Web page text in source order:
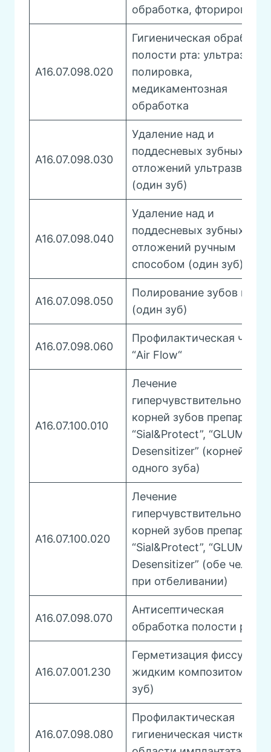
обработка, фторирование
A16.07.098.020
Гигиеническая обработка
полости рта: ультразвук,
полировка,
медикаментозная
обработка
A16.07.098.030
Удаление над и
поддесневых зубных
отложений ультразвуком
(один зуб)
A16.07.098.040
Удаление над и
поддесневых зубных
отложений ручным
способом (один зуб)
A16.07.098.050
Полирование зубов
(один зуб)
A16.07.098.060
Профилактическая
“Air Flow“
A16.07.100.010
Лечение
гиперчувствительности
корней зубов
“Sial&Protect”, “GLUMA
Desensitizer” (корней
одного зуба)
A16.07.100.020
Лечение
гиперчувствительности
корней зубов
“Sial&Protect”, “GLUMA
Desensitizer” (обе
при отбеливании)
A16.07.098.070
Антисептическая
обработка полости рта
A16.07.001.230
Герметизация фиссур
жидким композитом
зуб)
A16.07.098.080
Профилактическая
гигиеническая чистка в